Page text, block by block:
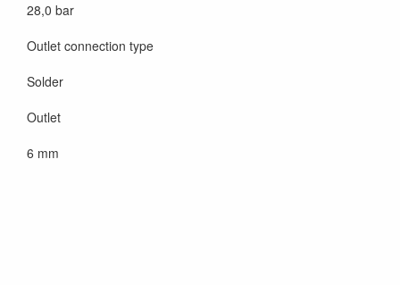
28,0 bar
Outlet connection type
Solder
Outlet
6 mm